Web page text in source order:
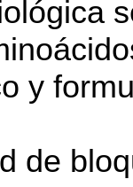
y
de